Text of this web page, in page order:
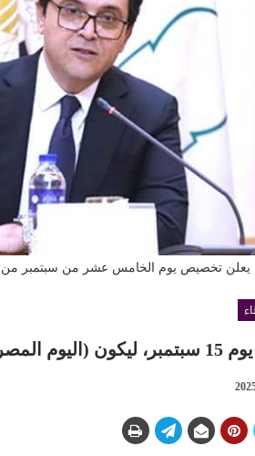
يعلن تخصيص يوم الخامس عشر من سبتمبر
للموسيقى)
(الترند) واللحم الرخيص!
تتربع